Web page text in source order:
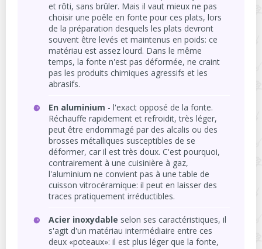
et rôti, sans brûler. Mais il vaut mieux ne pas
choisir une poêle en fonte pour ces plats, lors
de la préparation desquels les plats devront
souvent être levés et maintenus en poids: ce
matériau est assez lourd. Dans le même
temps, la fonte n'est pas déformée, ne craint
pas les produits chimiques agressifs et les
abrasifs.
En aluminium - l'exact opposé de la fonte.
Réchauffe rapidement et refroidit, très léger,
peut être endommagé par des alcalis ou des
brosses métalliques susceptibles de se
déformer, car il est très doux. C'est pourquoi,
contrairement à une cuisinière à gaz,
l'aluminium ne convient pas à une table de
cuisson vitrocéramique: il peut en laisser des
traces pratiquement irréductibles.
Acier inoxydable selon ses caractéristiques, il
s'agit d'un matériau intermédiaire entre ces
deux «poteaux»: il est plus léger que la fonte,